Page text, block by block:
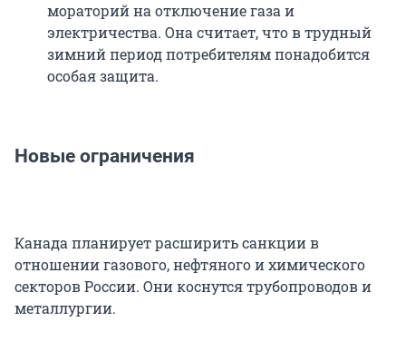
мораторий на отключение газа и
электричества. Она считает, что в трудный
зимний период потребителям понадобится
особая защита.
Новые ограничения
Канада планирует расширить санкции в
отношении газового, нефтяного и химического
секторов России. Они коснутся трубопроводов и
металлургии.